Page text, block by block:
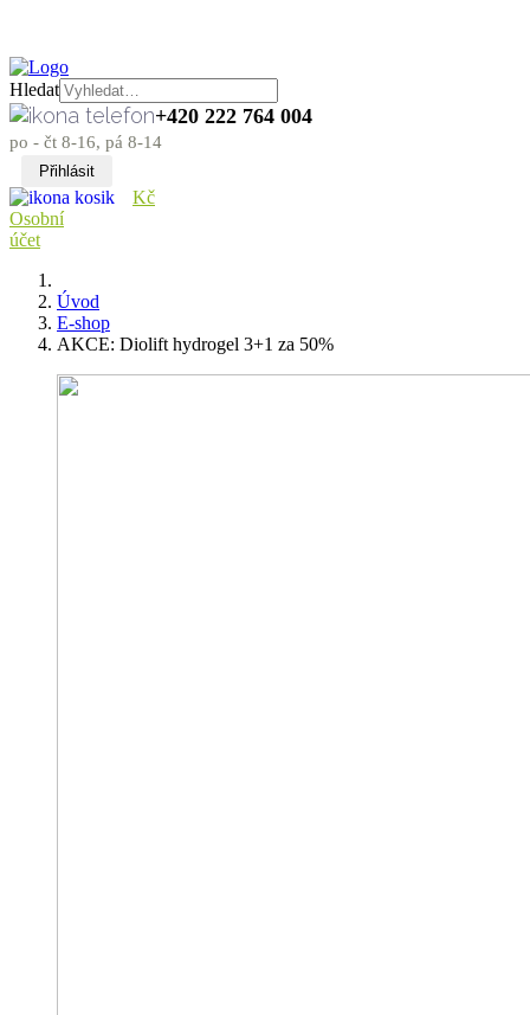
Hledat
+420 222 764 004
po - čt 8-16, pá 8-14
Přihlásit
Kč
Osobní
účet
Úvod
E-shop
AKCE: Diolift hydrogel 3+1 za 50%